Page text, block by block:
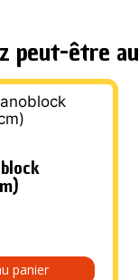
peut-être
panier